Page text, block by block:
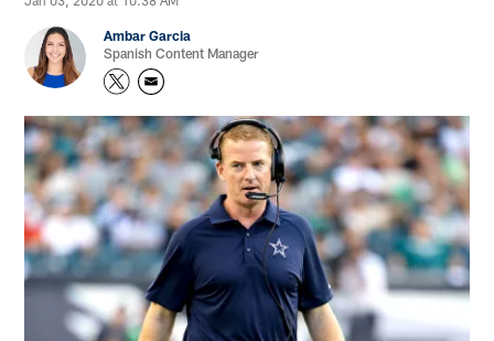
Ambar Garcia
Spanish Content Manager